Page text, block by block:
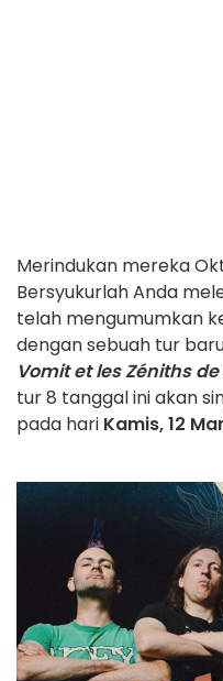
Merindukan mereka
Bersyukurlah Anda
telah mengumumkan
dengan sebuah tur
Vomit et les Zéniths
tur 8 tanggal ini akan
pada hari Kamis, 12